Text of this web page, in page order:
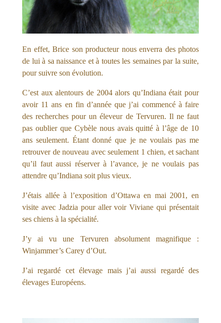
En effet, Brice son producteur nous enverra des photos
de lui à sa naissance et à toutes les semaines par la suite,
pour suivre son évolution.
C’est aux alentours de 2004 alors qu’Indiana était pour
avoir 11 ans en fin d’année que j’ai commencé à faire
des recherches pour un éleveur de Tervuren. Il ne faut
pas oublier que Cybèle nous avais quitté à l’âge de 10
ans seulement. Étant donné que je ne voulais pas me
retrouver de nouveau avec seulement 1 chien, et sachant
qu’il faut aussi réserver à l’avance, je ne voulais pas
attendre qu’Indiana soit plus vieux.
J’étais allée à l’exposition d’Ottawa en mai 2001, en
visite avec Jadzia pour aller voir Viviane qui présentait
ses chiens à la spécialité.
J’y ai vu une Tervuren absolument magnifique :
Winjammer’s Carey d’Out.
J’ai regardé cet élevage mais j’ai aussi regardé des
élevages Européens.